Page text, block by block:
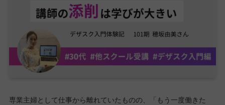
専業主婦として仕事から離れていたものの、「もう一度働きた